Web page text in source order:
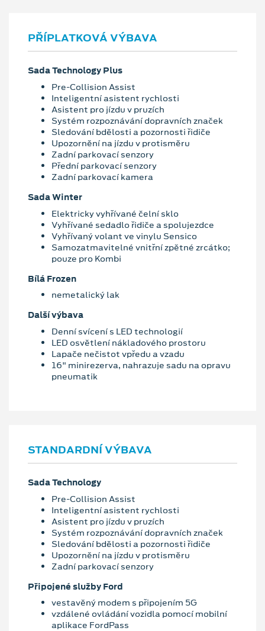
PŘÍPLATKOVÁ VÝBAVA
Sada Technology Plus
Pre-Collision Assist
Inteligentní asistent rychlosti
Asistent pro jízdu v pruzích
Systém rozpoznávání dopravních značek
Sledování bdělosti a pozornosti řidiče
Upozornění na jízdu v protisměru
Zadní parkovací senzory
Přední parkovací senzory
Zadní parkovací kamera
Sada Winter
Elektricky vyhřívané čelní sklo
Vyhřívané sedadlo řidiče a spolujezdce
Vyhřívaný volant ve vinylu Sensico
Samozatmavitelné vnitřní zpětné zrcátko;
pouze pro Kombi
Bílá Frozen
nemetalický lak
Další výbava
Denní svícení s LED technologií
LED osvětlení nákladového prostoru
Lapače nečistot vpředu a vzadu
16" minirezerva, nahrazuje sadu na opravu
pneumatik
STANDARDNÍ VÝBAVA
Sada Technology
Pre-Collision Assist
Inteligentní asistent rychlosti
Asistent pro jízdu v pruzích
Systém rozpoznávání dopravních značek
Sledování bdělosti a pozornosti řidiče
Upozornění na jízdu v protisměru
Zadní parkovací senzory
Připojené služby Ford
vestavěný modem s připojením 5G
vzdálené ovládání vozidla pomocí mobilní
aplikace FordPass